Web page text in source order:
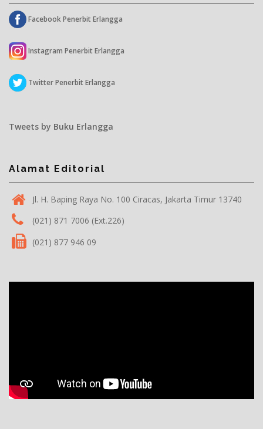
Facebook Penerbit Erlangga
Instagram Penerbit Erlangga
Twitter Penerbit Erlangga
Tweets by Buku Erlangga
Alamat Editorial
Jl. H. Baping Raya No. 100 Ciracas, Jakarta Timur 13740
(021) 871 7006 (Ext.226)
(021) 877 946 09